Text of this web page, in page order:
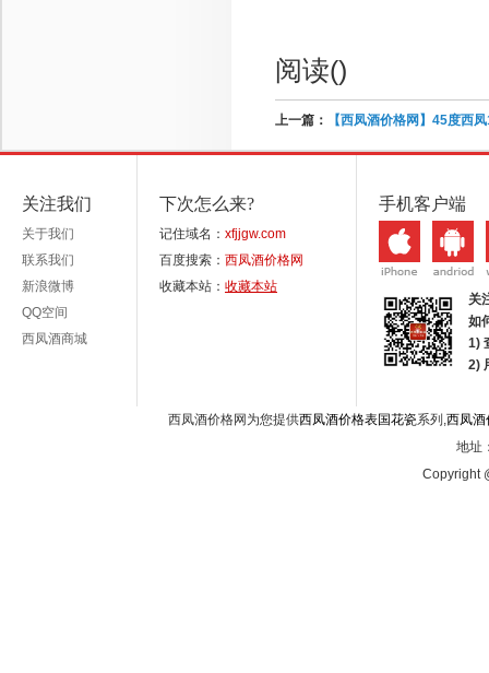
阅读()
上一篇： 【西凤酒价格网】45度西
关注我们
关于我们
联系我们
新浪微博
QQ空间
西凤酒商城
下次怎么来?
记住域名： xfjjgw.com
百度搜索： 西凤酒价格网
收藏本站： 收藏本站
手机客户端
关
如
1)
2)
西凤酒价格网为您提供西凤酒价格表国花瓷系列,西凤酒
地址
Copyright